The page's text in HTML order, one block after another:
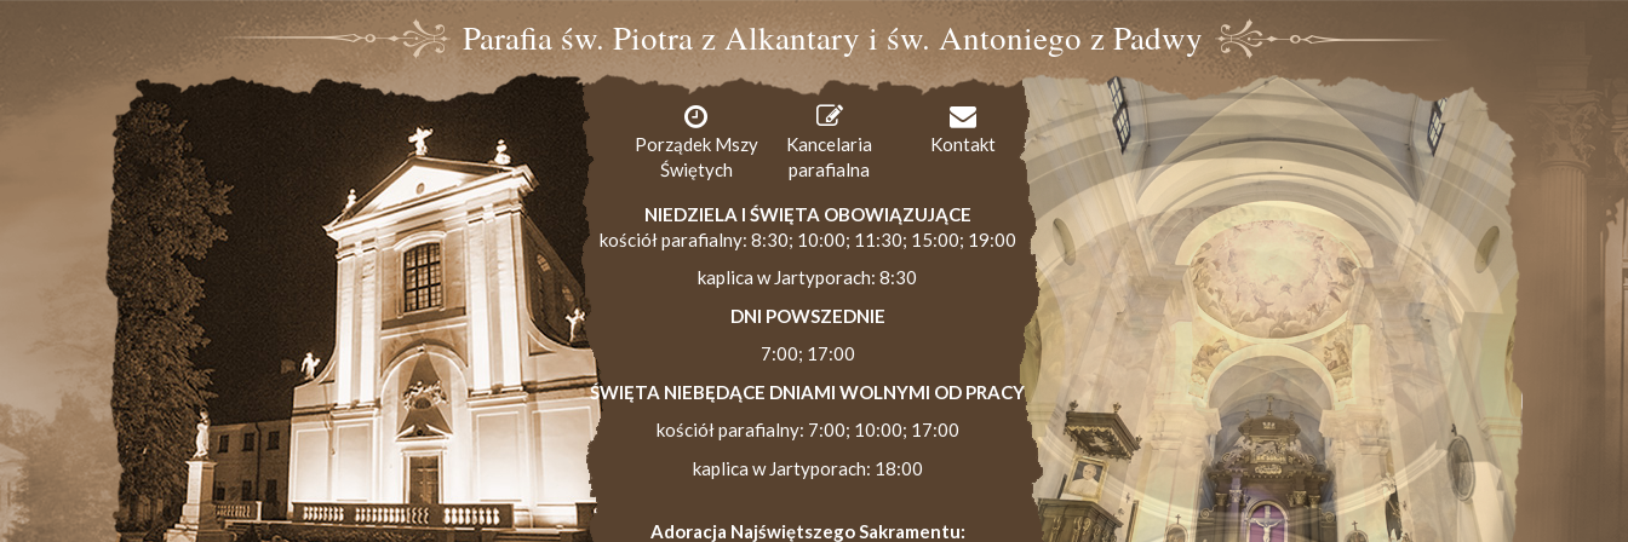
Parafia św. Piotra z Alkantary i św. Antoniego z Padwy
Porządek Mszy
Świętych
Kancelaria
parafialna
Kontakt
NIEDZIELA I ŚWIĘTA OBOWIĄZUJĄCE
kościół parafialny: 8:30; 10:00; 11:30; 15:00; 19:00
kaplica w Jartyporach: 8:30
DNI POWSZEDNIE
7:00; 17:00
ŚWIĘTA NIEBĘDĄCE DNIAMI WOLNYMI OD PRACY
kościół parafialny: 7:00; 10:00; 17:00
kaplica w Jartyporach: 18:00
Adoracja Najświętszego Sakramentu: